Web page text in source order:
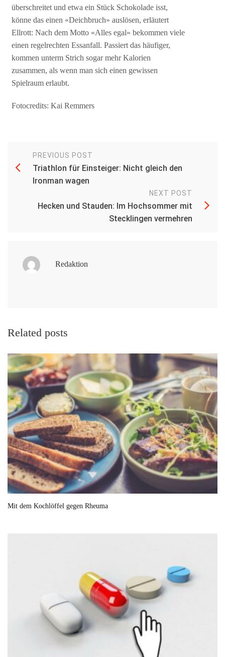
überschreitet und etwa ein Stück Schokolade isst,
könne das einen «Deichbruch» auslösen, erläutert
Ellrott: Nach dem Motto «Alles egal» bekommen viele
einen regelrechten Essanfall. Passiert das häufiger,
kommen unterm Strich sogar mehr Kalorien
zusammen, als wenn man sich einen gewissen
Spielraum erlaubt.
Fotocredits: Kai Remmers
PREVIOUS POST
Triathlon für Einsteiger: Nicht gleich den
Ironman wagen
NEXT POST
Hecken und Stauden: Im Hochsommer mit
Stecklingen vermehren
Redaktion
Related posts
Mit dem Kochlöffel gegen Rheuma